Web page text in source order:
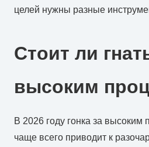
целей нужны разные
Стоит ли
высоким
В 2026 году гонка за высоким
чаще всего приводит к